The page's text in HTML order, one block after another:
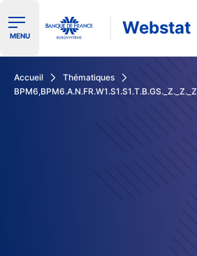
Ouvrir le menu de navigation
MENU Webstat
Accueil
Thématiques